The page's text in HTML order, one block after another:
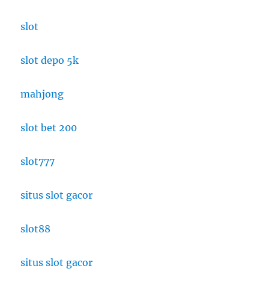
slot
slot depo 5k
mahjong
slot bet 200
slot777
situs slot gacor
slot88
situs slot gacor